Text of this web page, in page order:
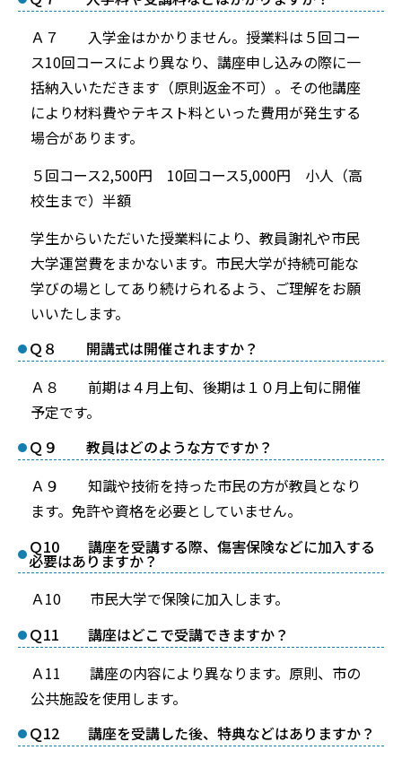
Ａ７ 入学金はかかりません。授業料は５回コー
ス10回コースにより異なり、講座申し込みの際に一
括納入いただきます（原則返金不可）。その他講座
により材料費やテキスト料といった費用が発生する
場合があります。
５回コース2,500円 10回コース5,000円 小人（高
校生まで）半額
学生からいただいた授業料により、教員謝礼や市民
大学運営費をまかないます。市民大学が持続可能な
学びの場としてあり続けられるよう、ご理解をお願
いいたします。
Ｑ８ 開講式は開催されますか？
Ａ８ 前期は４月上旬、後期は１０月上旬に開催
予定です。
Ｑ９ 教員はどのような方ですか？
Ａ９ 知識や技術を持った市民の方が教員となり
ます。免許や資格を必要としていません。
Ｑ10 講座を受講する際、傷害保険などに加入する
必要はありますか？
Ａ10 市民大学で保険に加入します。
Ｑ11 講座はどこで受講できますか？
Ａ11 講座の内容により異なります。原則、市の
公共施設を使用します。
Ｑ12 講座を受講した後、特典などはありますか？